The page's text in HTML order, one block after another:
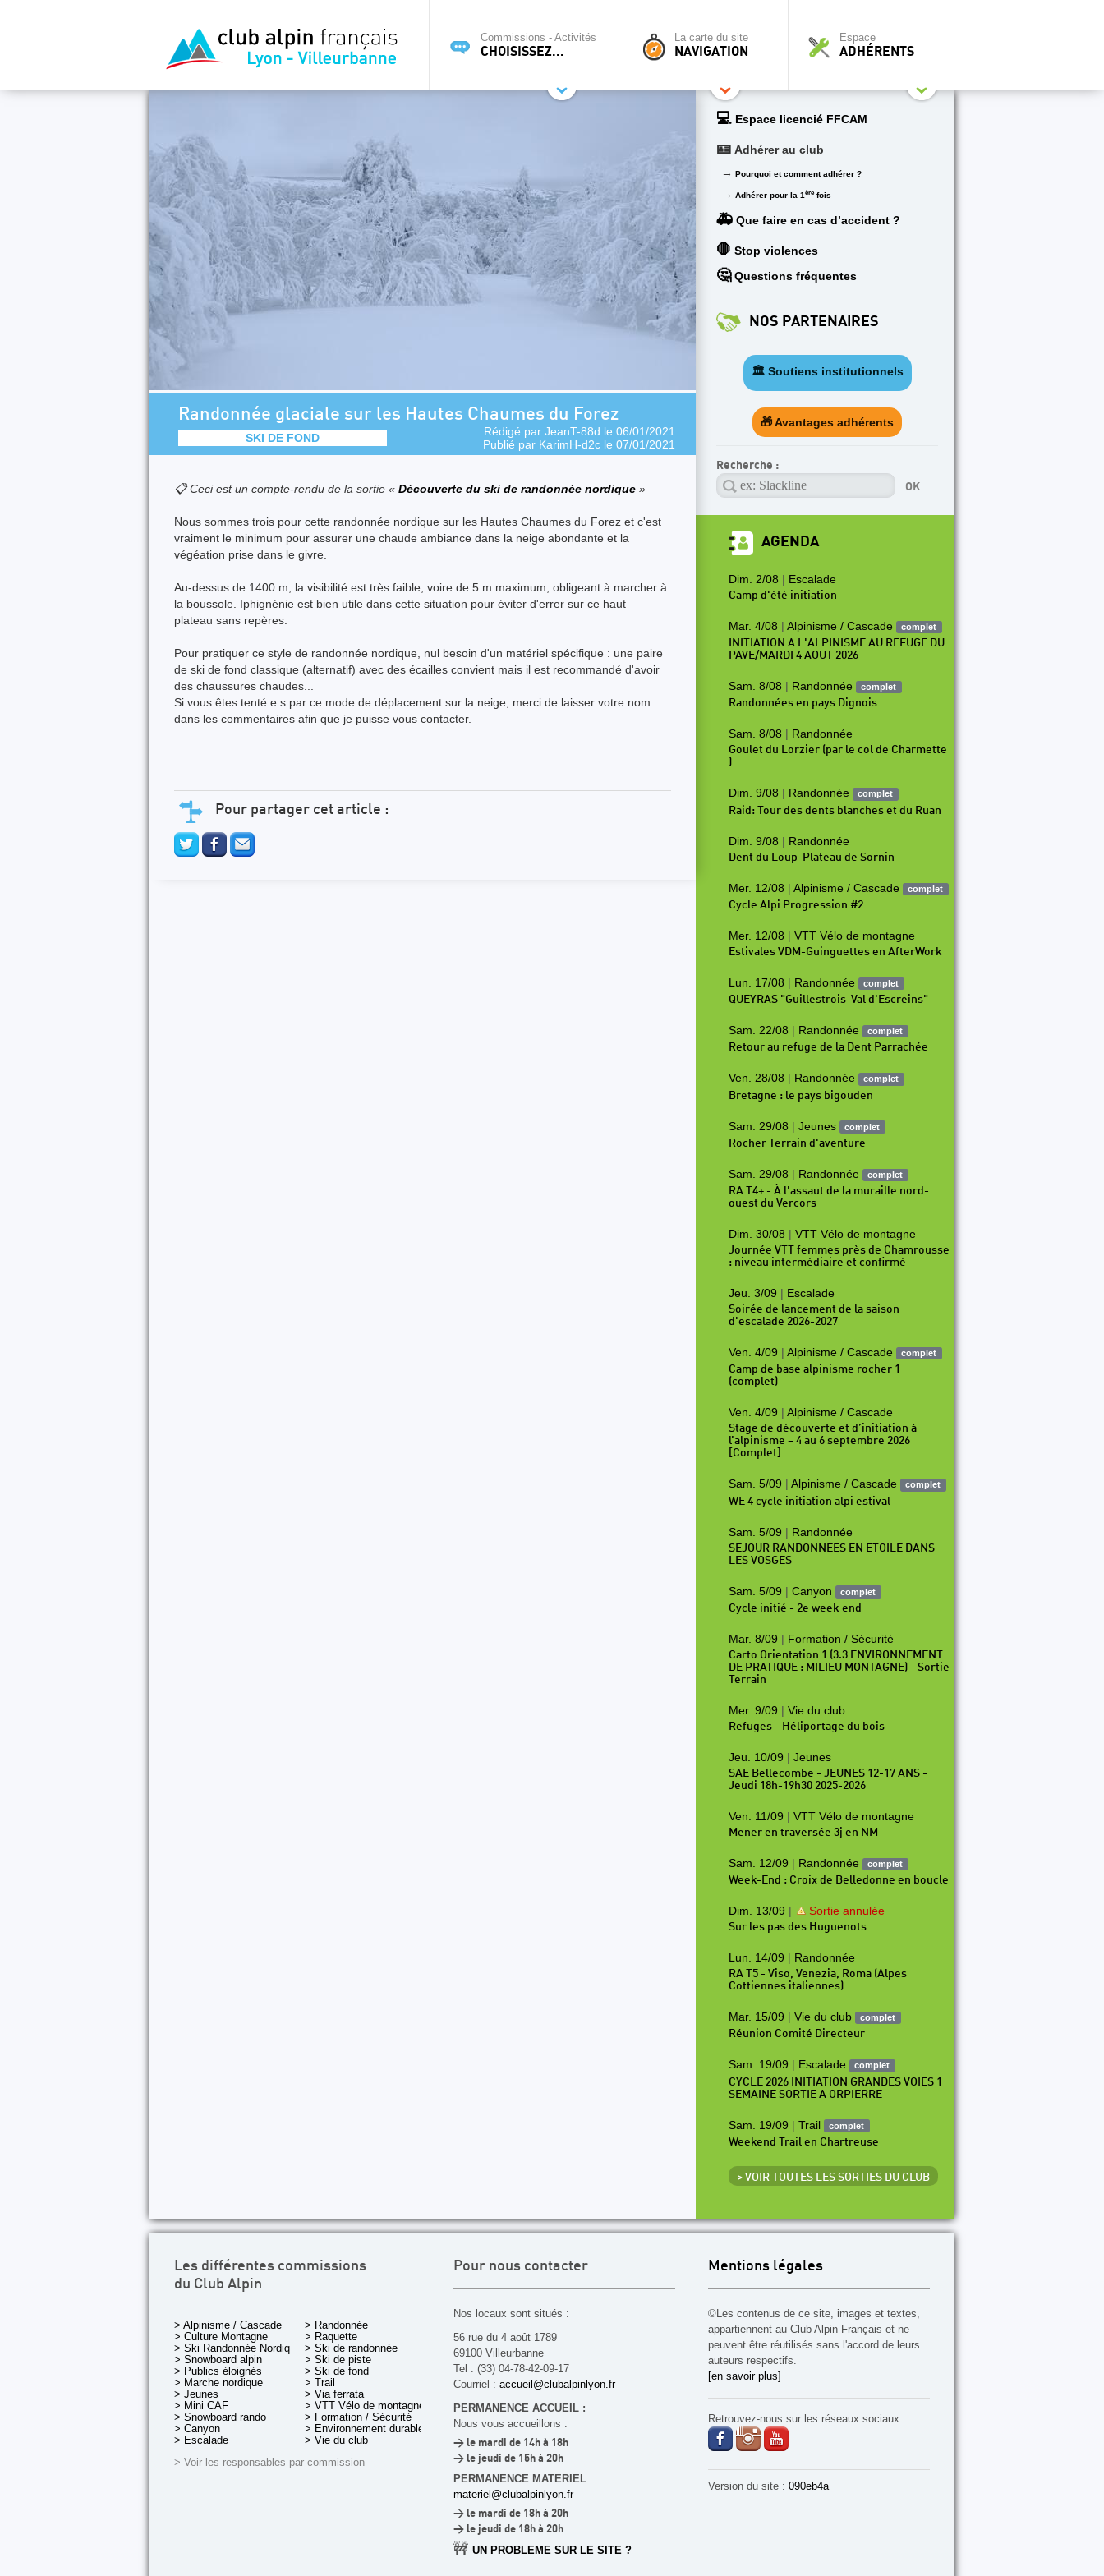
Commissions - Activités
CHOISISSEZ...
La carte du site
NAVIGATION
Espace
ADHÉRENTS
Randonnée glaciale sur les Hautes Chaumes du Forez
SKI DE FOND Rédigé par JeanT-88d le 06/01/2021
Publié par KarimH-d2c le 07/01/2021
📋 Ceci est un compte-rendu de la sortie « Découverte du ski de randonnée nordique »
Nous sommes trois pour cette randonnée nordique sur les Hautes Chaumes du Forez et c'est
vraiment le minimum pour assurer une chaude ambiance dans la neige abondante et la
végéation prise dans le givre.
Au-dessus de 1400 m, la visibilité est très faible, voire de 5 m maximum, obligeant à marcher à
la boussole. Iphignénie est bien utile dans cette situation pour éviter d'errer sur ce haut
plateau sans repères.
Pour pratiquer ce style de randonnée nordique, nul besoin d'un matériel spécifique : une paire
de ski de fond classique (alternatif) avec des écailles convient mais il est recommandé d'avoir
des chaussures chaudes...
Si vous êtes tenté.e.s par ce mode de déplacement sur la neige, merci de laisser votre nom
dans les commentaires afin que je puisse vous contacter.
Pour partager cet article :
💻 Espace licencié FFCAM
🪪 Adhérer au club
→ Pourquoi et comment adhérer ?
→ Adhérer pour la 1 èrefois
🚑 Que faire en cas d’accident ?
🛑 Stop violences
🤔Questions fréquentes
NOS PARTENAIRES
🏛️ Soutiens institutionnels
🎁 Avantages adhérents
Recherche :
AGENDA
Dim. 2/08 | Escalade
Camp d'été initiation
Mar. 4/08 | Alpinisme / Cascade complet
INITIATION A L'ALPINISME AU REFUGE DU
PAVE/MARDI 4 AOUT 2026
Sam. 8/08 | Randonnée complet
Randonnées en pays Dignois
Sam. 8/08 | Randonnée
Goulet du Lorzier (par le col de Charmette
)
Dim. 9/08 | Randonnée complet
Raid: Tour des dents blanches et du Ruan
Dim. 9/08 | Randonnée
Dent du Loup-Plateau de Sornin
Mer. 12/08 | Alpinisme / Cascade complet
Cycle Alpi Progression #2
Mer. 12/08 | VTT Vélo de montagne
Estivales VDM-Guinguettes en AfterWork
Lun. 17/08 | Randonnée complet
QUEYRAS "Guillestrois-Val d'Escreins"
Sam. 22/08 | Randonnée complet
Retour au refuge de la Dent Parrachée
Ven. 28/08 | Randonnée complet
Bretagne : le pays bigouden
Sam. 29/08 | Jeunes complet
Rocher Terrain d'aventure
Sam. 29/08 | Randonnée complet
RA T4+ - À l'assaut de la muraille nord-
ouest du Vercors
Dim. 30/08 | VTT Vélo de montagne
Journée VTT femmes près de Chamrousse
: niveau intermédiaire et confirmé
Jeu. 3/09 | Escalade
Soirée de lancement de la saison
d'escalade 2026-2027
Ven. 4/09 | Alpinisme / Cascade complet
Camp de base alpinisme rocher 1
(complet)
Ven. 4/09 | Alpinisme / Cascade
Stage de découverte et d’initiation à
l’alpinisme – 4 au 6 septembre 2026
[Complet]
Sam. 5/09 | Alpinisme / Cascade complet
WE 4 cycle initiation alpi estival
Sam. 5/09 | Randonnée
SEJOUR RANDONNEES EN ETOILE DANS
LES VOSGES
Sam. 5/09 | Canyon complet
Cycle initié - 2e week end
Mar. 8/09 | Formation / Sécurité
Carto Orientation 1 (3.3 ENVIRONNEMENT
DE PRATIQUE : MILIEU MONTAGNE) - Sortie
Terrain
Mer. 9/09 | Vie du club
Refuges - Héliportage du bois
Jeu. 10/09 | Jeunes
SAE Bellecombe - JEUNES 12-17 ANS -
Jeudi 18h-19h30 2025-2026
Ven. 11/09 | VTT Vélo de montagne
Mener en traversée 3j en NM
Sam. 12/09 | Randonnée complet
Week-End : Croix de Belledonne en boucle
Dim. 13/09 | Sortie annulée
Sur les pas des Huguenots
Lun. 14/09 | Randonnée
RA T5 - Viso, Venezia, Roma (Alpes
Cottiennes italiennes)
Mar. 15/09 | Vie du club complet
Réunion Comité Directeur
Sam. 19/09 | Escalade complet
CYCLE 2026 INITIATION GRANDES VOIES 1
SEMAINE SORTIE A ORPIERRE
Sam. 19/09 | Trail complet
Weekend Trail en Chartreuse
> VOIR TOUTES LES SORTIES DU CLUB
Les différentes commissions
du Club Alpin
> Alpinisme / Cascade
> Culture Montagne
> Ski Randonnée Nordique
> Snowboard alpin
> Publics éloignés
> Marche nordique
> Jeunes
> Mini CAF
> Snowboard rando
> Canyon
> Escalade
> Randonnée
> Raquette
> Ski de randonnée
> Ski de piste
> Ski de fond
> Trail
> Via ferrata
> VTT Vélo de montagne
> Formation / Sécurité
> Environnement durable
> Vie du club
> Voir les responsables par commission
Pour nous contacter
Nos locaux sont situés :
56 rue du 4 août 1789
69100 Villeurbanne
Tel : (33) 04-78-42-09-17
Courriel : accueil@clubalpinlyon.fr
PERMANENCE ACCUEIL :
Nous vous accueillons :
> le mardi de 14h à 18h
> le jeudi de 15h à 20h
PERMANENCE MATERIEL
materiel@clubalpinlyon.fr
> le mardi de 18h à 20h
> le jeudi de 18h à 20h
🚧 UN PROBLEME SUR LE SITE ?
Mentions légales
©Les contenus de ce site, images et textes,
appartiennent au Club Alpin Français et ne
peuvent être réutilisés sans l'accord de leurs
auteurs respectifs.
[en savoir plus]
Retrouvez-nous sur les réseaux sociaux
Version du site : 090eb4a